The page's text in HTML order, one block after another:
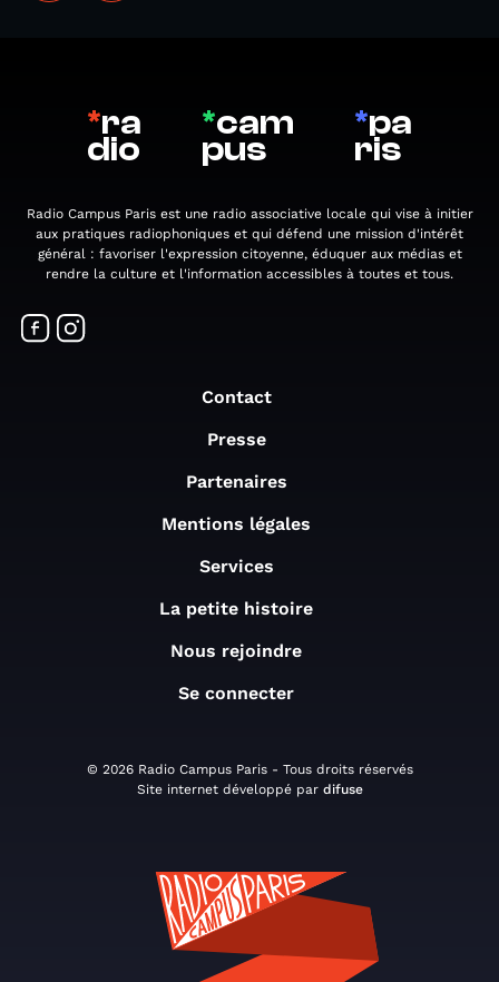
*ra
dio
*cam
pus
*pa
ris
Radio Campus Paris est une radio associative locale qui vise à initier
aux pratiques radiophoniques et qui défend une mission d'intérêt
général : favoriser l'expression citoyenne, éduquer aux médias et
rendre la culture et l'information accessibles à toutes et tous.
Contact
Presse
Partenaires
Mentions légales
Services
La petite histoire
Nous rejoindre
Se connecter
© 2026 Radio Campus Paris - Tous droits réservés
Site internet développé par difuse